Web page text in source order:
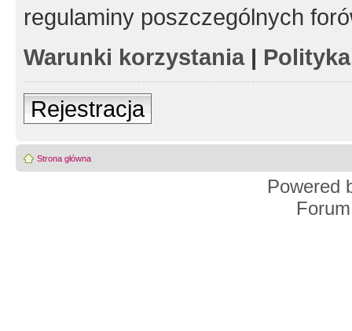
regulaminy poszczególnych
Warunki korzystania|
Rejestracja
Strona główna
Powered